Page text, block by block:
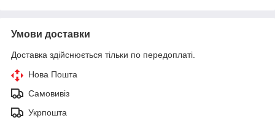
Умови доставки
Доставка здійснюється тільки по передоплаті.
Нова Пошта
Самовивіз
Укрпошта